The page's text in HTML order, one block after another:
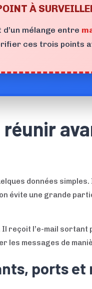
À
mélange entre
ces trois points
données
évite une grande
reçoit l’e-mail
les messages de
ports